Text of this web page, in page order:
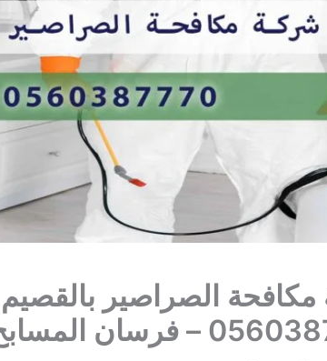
الصراصير بالقصيم
– فرسان المسابح